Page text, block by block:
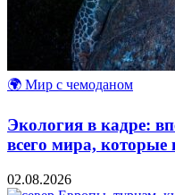
🌍 Мир с чемоданом
Экология в кадре:
всего мира,
02.08.2026